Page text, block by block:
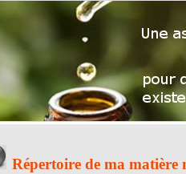
Répertoire de ma matière